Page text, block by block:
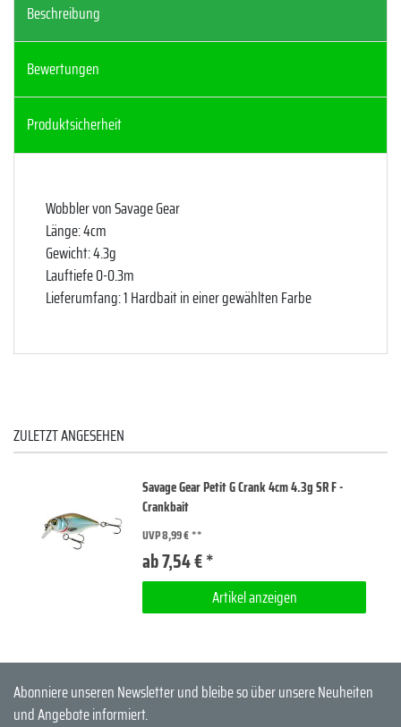
Beschreibung
Bewertungen
Produktsicherheit
Wobbler von Savage Gear
Länge: 4cm
Gewicht: 4.3g
Lauftiefe 0-0.3m
Lieferumfang: 1 Hardbait in einer gewählten Farbe
ZULETZT ANGESEHEN
Savage Gear Petit G Crank 4cm 4.3g SR F -
Crankbait
UVP 8,99 €
ab 7,54 € *
Artikel anzeigen
Abonniere unseren Newsletter und bleibe so über unsere Neuheiten
und Angebote informiert.